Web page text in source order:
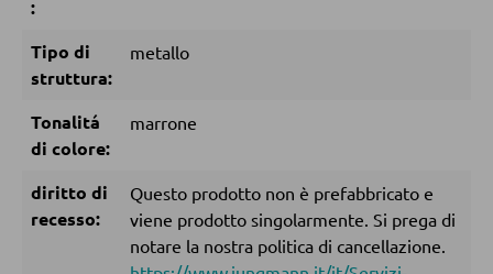
Doghe
ARMADI
Armadi con ante scorrevoli
Armadi con ante a battente
:
Tipo di
struttura:
metallo
Tonalitá
di colore:
marrone
diritto di
recesso:
Questo prodotto non è prefabbricato e
viene prodotto singolarmente. Si prega di
notare la nostra politica di cancellazione.